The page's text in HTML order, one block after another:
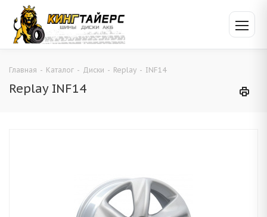
Главная - Каталог - Диски - Replay - INF14
Replay INF14